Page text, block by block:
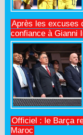
Après les excuses
confiance à Gianni
Officiel : le Barça
Maroc